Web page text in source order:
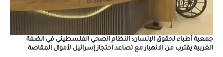
جمعية أطباء لحقوق الإنسان: النظام الصحي الفلسطيني في الضفة
الغربية يقترب من الانهيار مع تصاعد احتجاز إسرائيل لأموال المقاصة